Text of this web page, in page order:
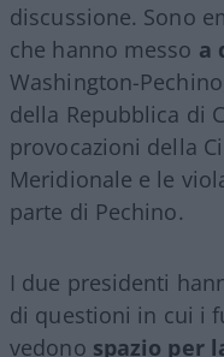
discussione. Sono
che hanno messo a
Washington-
della Repubblica di
provocazioni della
Meridionale e le
parte di Pechino.
I due presidenti
di questioni in cui i
vedono spazio per